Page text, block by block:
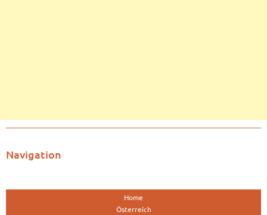
Navigation
Home
Österreich